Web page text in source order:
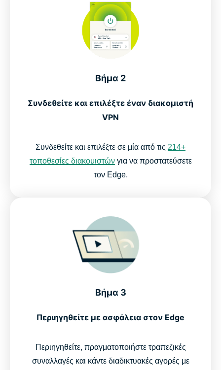
Βήμα 2
Συνδεθείτε και επιλέξτε έναν διακομιστή
VPN
Συνδεθείτε και επιλέξτε σε μία από τις 214+
τοποθεσίες διακομιστώνγια να προστατεύσετε
τον Edge.
Βήμα 3
Περιηγηθείτε με ασφάλεια στον Edge
Περιηγηθείτε, πραγματοποιήστε τραπεζικές
συναλλαγές και κάντε διαδικτυακές αγορές με